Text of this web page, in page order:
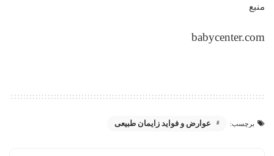
منبع
babycenter.com
برچسب: عوارض و فواید زایمان طبیعی